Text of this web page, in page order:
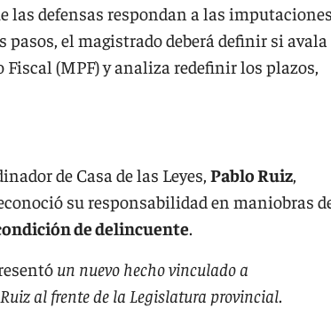
las defensas respondan a las
el magistrado deberá definir si avala
(MPF) y analiza redefinir los plazos,
de Casa de las Leyes, Pablo Ruiz,
su responsabilidad en maniobras
de delincuente.
un nuevo hecho vinculado a
al frente de la Legislatura provincial.